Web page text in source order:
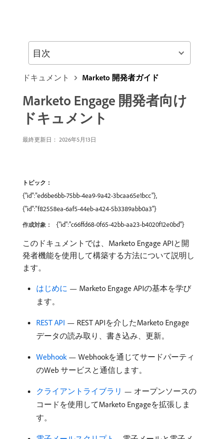
ドキュメント Marketo 開発者ガイド
Marketo Engage 開発者向け
ドキュメント
最終更新日： 2026年5月13日
トピック：
{"id":"ed6be6bb-75bb-4ea9-9a42-3bcaa65e1bcc"},
{"id":"f82558ea-6af5-44eb-a424-5b3389abb0a3"}
作成対象： {"id":"c66ffd68-0f65-42bb-aa23-b4020f12e0bd"}
このドキュメントでは、Marketo Engage APIと開
発者機能を使用して構築する方法について説明し
ます。
はじめに — Marketo Engage APIの基本を学び
ます。
REST API — REST APIを介したMarketo Engage
データの読み取り、書き込み、更新。
Webhook— Webhookを通じてサードパーティ
のWeb サービスと通信します。
クライアントライブラリ — オープンソースの
コードを使用してMarketo Engageを拡張しま
す。
目次